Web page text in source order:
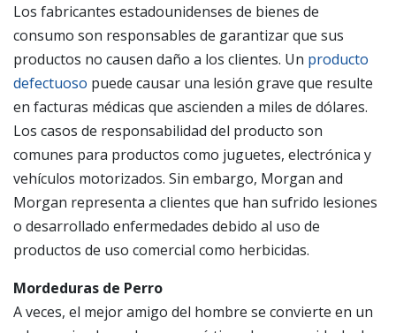
Los fabricantes estadounidenses de bienes de
consumo son responsables de garantizar que sus
productos no causen daño a los clientes. Un producto
defectuoso puede causar una lesión grave que resulte
en facturas médicas que ascienden a miles de dólares.
Los casos de responsabilidad del producto son
comunes para productos como juguetes, electrónica y
vehículos motorizados. Sin embargo, Morgan and
Morgan representa a clientes que han sufrido lesiones
o desarrollado enfermedades debido al uso de
productos de uso comercial como herbicidas.
Mordeduras de Perro
A veces, el mejor amigo del hombre se convierte en un